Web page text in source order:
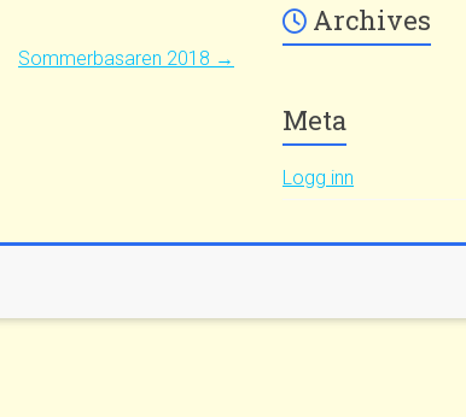
Sommerbasaren 2018 →
Archives
Meta
Logg inn